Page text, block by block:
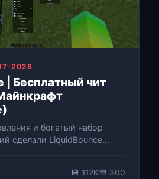
2026
| Бесплатный чит
и богатый набор
сделали LiquidBounce
совместимость с F…
💾 112K💬 300